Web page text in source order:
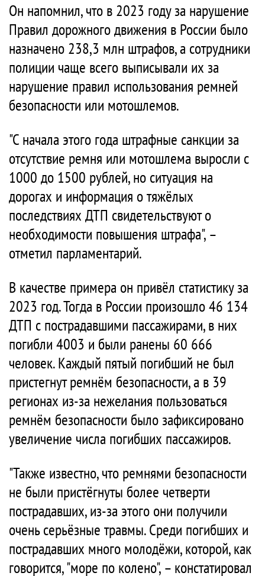
Он напомнил, что в 2023 году за нарушение
Правил дорожного движения в России было
назначено 238,3 млн штрафов, а сотрудники
полиции чаще всего выписывали их за
нарушение правил использования ремней
безопасности или мотошлемов.
"С начала этого года штрафные санкции за
отсутствие ремня или мотошлема выросли с
1000 до 1500 рублей, но ситуация на
дорогах и информация о тяжёлых
последствиях ДТП свидетельствуют о
необходимости повышения штрафа", –
отметил парламентарий.
В качестве примера он привёл статистику за
2023 год. Тогда в России произошло 46 134
ДТП с пострадавшими пассажирами, в них
погибли 4003 и были ранены 60 666
человек. Каждый пятый погибший не был
пристегнут ремнём безопасности, а в 39
регионах из-за нежелания пользоваться
ремнём безопасности было зафиксировано
увеличение числа погибших пассажиров.
"Также известно, что ремнями безопасности
не были пристёгнуты более четверти
пострадавших, из-за этого они получили
очень серьёзные травмы. Среди погибших и
пострадавших много молодёжи, которой, как
говорится, "море по колено", – констатировал